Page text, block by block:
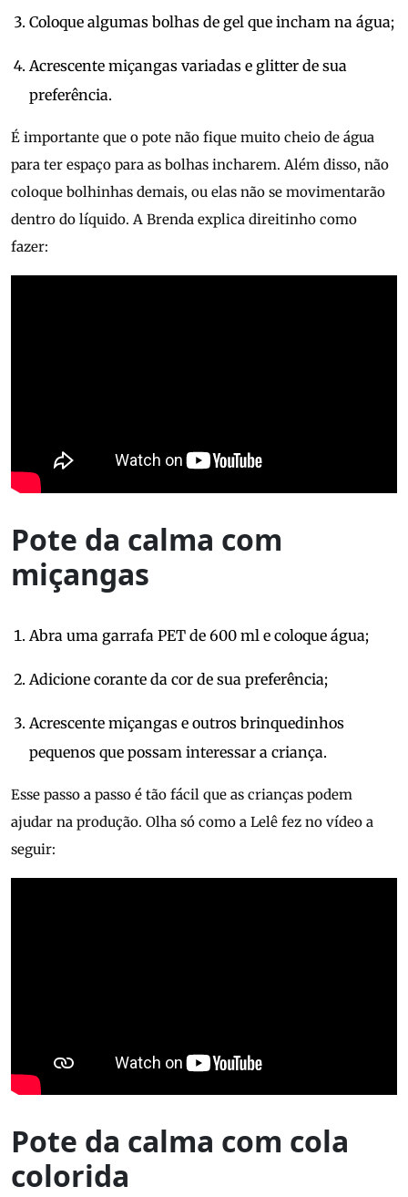
Coloque algumas bolhas de gel que incham na água;
Acrescente miçangas variadas e glitter de sua
preferência.
É importante que o pote não fique muito cheio de água
para ter espaço para as bolhas incharem. Além disso, não
coloque bolhinhas demais, ou elas não se movimentarão
dentro do líquido. A Brenda explica direitinho como
fazer:
Pote da calma com
miçangas
Abra uma garrafa PET de 600 ml e coloque água;
Adicione corante da cor de sua preferência;
Acrescente miçangas e outros brinquedinhos
pequenos que possam interessar a criança.
Esse passo a passo é tão fácil que as crianças podem
ajudar na produção. Olha só como a Lelê fez no vídeo a
seguir:
Pote da calma com cola
colorida